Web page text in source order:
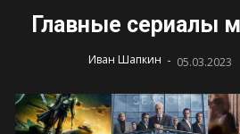
Главные сериалы
Иван Шапкин - 05.03.2023